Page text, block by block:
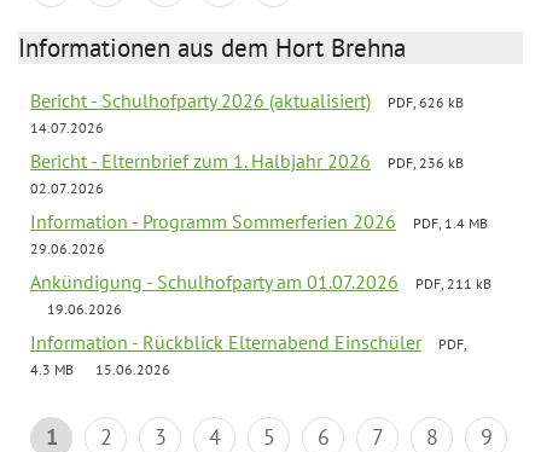
Informationen aus dem Hort Brehna
Bericht - Schulhofparty 2026 (aktualisiert)
PDF, 626 kB
14.07.2026
Bericht - Elternbrief zum 1. Halbjahr 2026
PDF, 236 kB
02.07.2026
Information - Programm Sommerferien 2026
PDF, 1.4 MB
29.06.2026
Ankündigung - Schulhofparty am 01.07.2026
PDF, 211 kB
19.06.2026
Information - Rückblick Elternabend Einschüler
PDF,
4.3 MB
15.06.2026
1 2 3 4 5 6 7 8
9